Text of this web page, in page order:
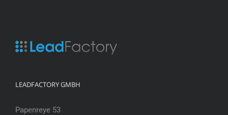
LEADFACTORY GMBH
Papenreye 53